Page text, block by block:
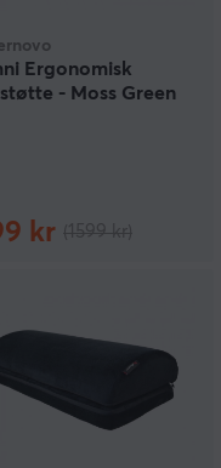
Ergonomisk
- Moss Green
kr